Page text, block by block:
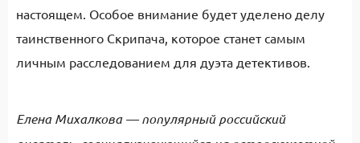
настоящем. Особое внимание будет уделено делу
таинственного Скрипача, которое станет самым
личным расследованием для дуэта детективов.
Елена Михалкова — популярный российский